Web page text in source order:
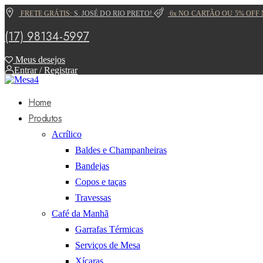
FRETE GRÁTIS: S. JOSÉ DO RIO PRETO! 6x NO CARTÃO OU 5% OFF
(17) 98134-5997
Meus desejos
Entrar / Registrar
Home
Produtos
Acrílico
Baldes e Champanheiras
Bandejas
Copos e taças
Travessas
Café da Manhã
Garrafas Térmicas
Serviços de Mesa